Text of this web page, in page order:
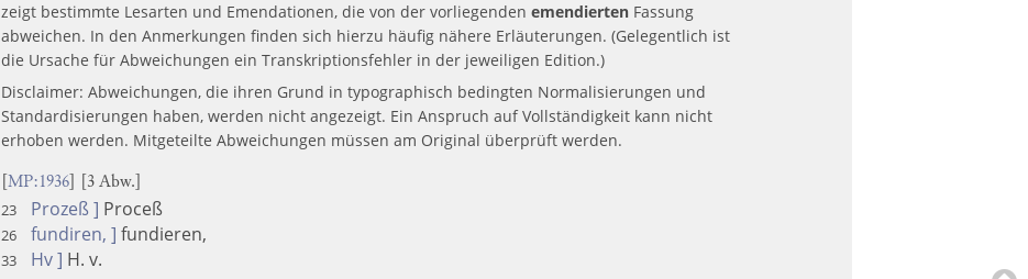
zeigt bestimmte Lesarten und Emendationen, die von der vorliegenden emendierten Fassung
abweichen. In den Anmerkungen finden sich hierzu häufig nähere Erläuterungen. (Gelegentlich ist
die Ursache für Abweichungen ein Transkriptionsfehler in der jeweiligen Edition.)
Disclaimer: Abweichungen, die ihren Grund in typographisch bedingten Normalisierungen und
Standardisierungen haben, werden nicht angezeigt. Ein Anspruch auf Vollständigkeit kann nicht
erhoben werden. Mitgeteilte Abweichungen müssen am Original überprüft werden.
MP:1936 ] [3 Abw.]
23 Prozeß ] Proceß
26 fundiren, ] fundieren,
33 Hv ] H. v.